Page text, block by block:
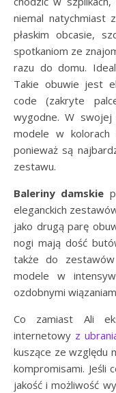
niemal natychmiast
płaskim obcasie,
spotkaniom ze
razu do domu.
Takie obuwie jest
code (zakryte
wygodne. W swojej
modele w
ponieważ są
zestawu.
Baleriny damskie
eleganckich
jako drugą parę
nogi mają dość
także do
modele w
ozdobnymi
Co zamiast Ali
internetowy z
kuszące ze względu
kompromisami. Jeśli
jakość i możliwość